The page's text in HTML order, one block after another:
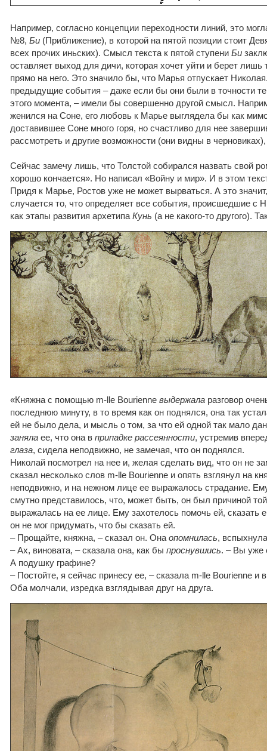
Например, согласно концепции переходности линий, это
№8, Би (Приближение), в которой на пятой позиции стоит
всех прочих иньских). Смысл текста к пятой ступени Би
оставляет выход для дичи, которая хочет уйти и берет лишь
прямо на него. Это значило бы, что Марья отпускает
предыдущие события – даже если бы они были в точности
этого момента, – имели бы совершенно другой смысл.
женился на Соне, его любовь к Марье выглядела бы как
доставившее Соне много горя, но счастливо для нее
рассмотреть и другие возможности (они видны в
Сейчас замечу лишь, что Толстой собирался назвать свой
хорошо кончается». Но написал «Войну и мир». И в этом
Придя к Марье, Ростов уже не может вырваться. А это
случается то, что определяет все события, происшедшие с
как этапы развития архетипа Кунь (а не какого-то другого).
«Княжна с помощью m-lle Bourienne выдержала разговор
последнюю минуту, в то время как он поднялся, она так
ей не было дела, и мысль о том, за что ей одной так мало
заняла ее, что она в припадке рассеянности, устремив
глаза, сидела неподвижно, не замечая, что он поднялся.
Николай посмотрел на нее и, желая сделать вид, что он не
сказал несколько слов m-lle Bourienne и опять взглянул на
неподвижно, и на нежном лице ее выражалось страдание.
смутно представилось, что, может быть, он был причиной
выражалась на ее лице. Ему захотелось помочь ей, сказать
он не мог придумать, что бы сказать ей.
– Прощайте, княжна, – сказал он. Она опомнилась,
– Ах, виновата, – сказала она, как бы проснувшись. – Вы уже
А подушку графине?
– Постойте, я сейчас принесу ее, – сказала m-lle Bourienne
Оба молчали, изредка взглядывая друг на друга.